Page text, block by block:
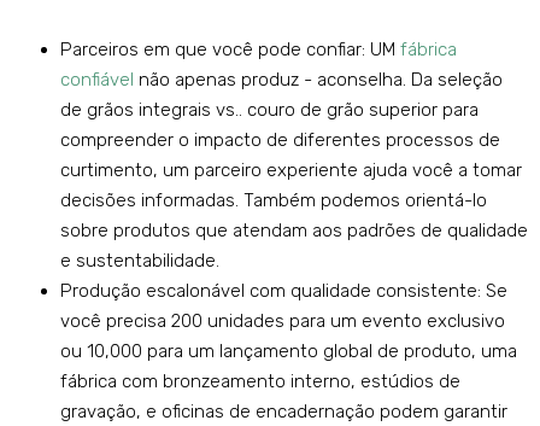
Parceiros em que você pode confiar: UM fábrica
confiável não apenas produz - aconselha. Da seleção
de grãos integrais vs.. couro de grão superior para
compreender o impacto de diferentes processos de
curtimento, um parceiro experiente ajuda você a tomar
decisões informadas. Também podemos orientá-lo
sobre produtos que atendam aos padrões de qualidade
e sustentabilidade.
Produção escalonável com qualidade consistente: Se
você precisa 200 unidades para um evento exclusivo
ou 10,000 para um lançamento global de produto, uma
fábrica com bronzeamento interno, estúdios de
gravação, e oficinas de encadernação podem garantir